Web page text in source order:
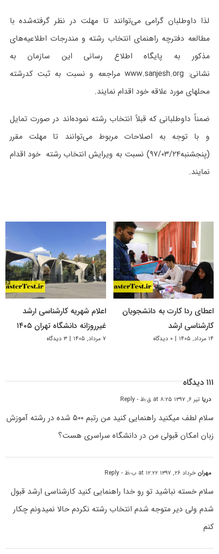
لذا داوطلبان گرامی می‌توانند تا مهلت در نظر گرفته‌شده با
مطالعه دفترچه راهنمای انتخاب رشته و مندرجات اطلاعیه‌های
مذکور به پایگاه اطلاع رسانی این سازمان به
نشانی: www.sanjesh.org مراجعه و نسبت به ثبت کدرشته
محلهای مورد علاقه خود اقدام نمایند.
ضمناً داوطلبانی که قبلاً انتخاب رشته نموده‌اند در صورت تمایل
و با توجه به اصلاحات مربوط می‌توانند تا مهلت مقرر
(پنجشنبه۹۷/۰۳/۲۴) نسبت به ویرایش انتخاب رشته خود اقدام
نمایند.
اعطای ردا کارت به دانشجویان
کارشناسی ارشد
۱۴ مرداد, ۱۴۰۵ | ۰ دیدگاه
اعلام شهریه کارشناسی ارشد
غیرروزانه دانشگاه تهران ۱۴۰۵
۷ مرداد, ۱۴۰۵ | ۳ دیدگاه
۱۱۱ دیدگاه
دریاتیر ۶, ۱۳۹۷ at ۸:۲۵ ق٫ظ - Reply
سلام لطف میکنید راهنمایی کنید من رتبم ۵۰۰ شده در رشته آموزش
زبان امکان قبولی من در دانشگاه سراسری هست؟
مهران خرداد ۲۶, ۱۳۹۷ at ۱۲:۲۲ ب٫ظ - Reply
سلام خسته نباشید تو رو خدا راهنمایی کنید کارشناسی ارشد قبول
شدم ولی دیر متوجه شدم انتخاب رشته نکردم حالا نمیدونم چکار
کنم